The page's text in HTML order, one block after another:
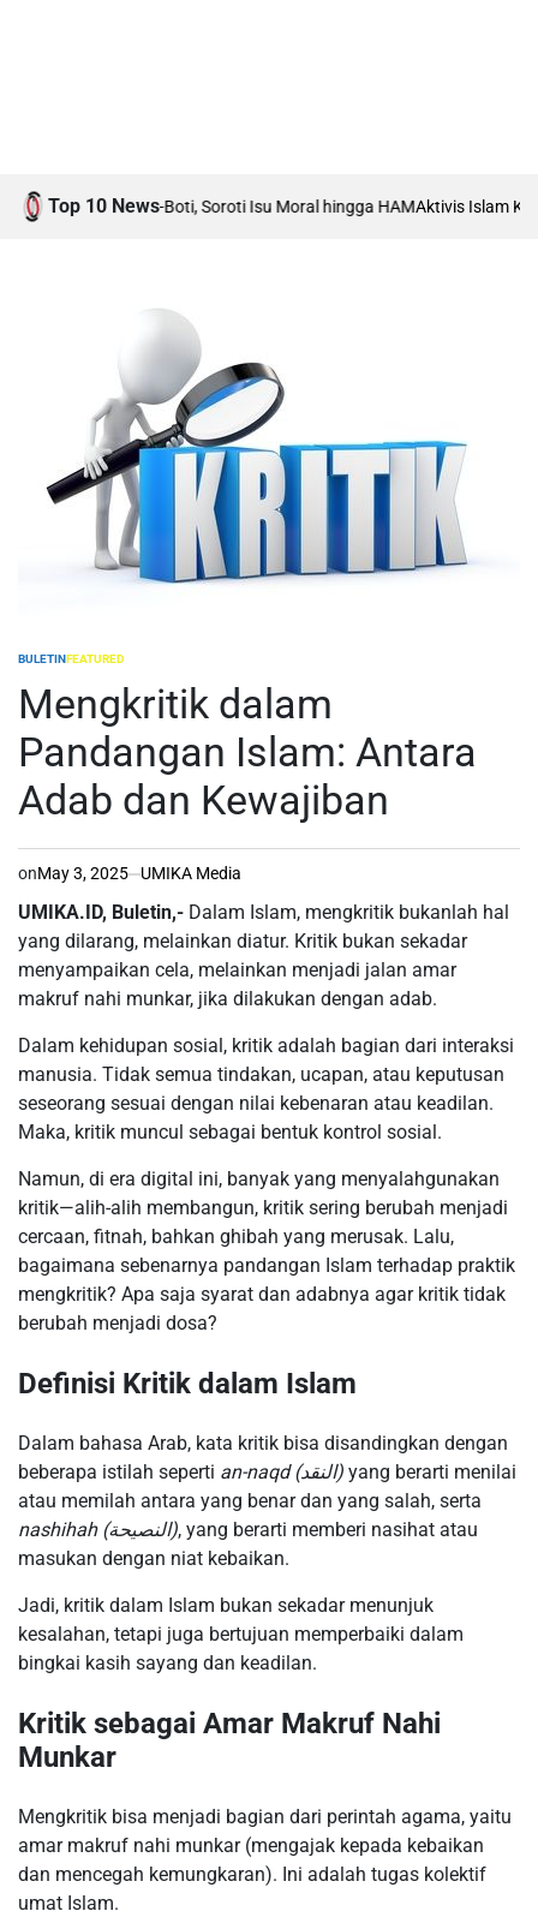
Top 10 News
Boti vs Anti-Boti, Soroti Isu Moral hingga HAMAktivis Islam
POSTED
BULETINFEATURED
Mengkritik dalam
Pandangan Islam: Antara
Adab dan Kewajiban
onMay 3, 2025 UMIKA Media
UMIKA.ID, Buletin,- Dalam Islam, mengkritik bukanlah hal
yang dilarang, melainkan diatur. Kritik bukan sekadar
menyampaikan cela, melainkan menjadi jalan amar
makruf nahi munkar, jika dilakukan dengan adab.
Dalam kehidupan sosial, kritik adalah bagian dari interaksi
manusia. Tidak semua tindakan, ucapan, atau keputusan
seseorang sesuai dengan nilai kebenaran atau keadilan.
Maka, kritik muncul sebagai bentuk kontrol sosial.
Namun, di era digital ini, banyak yang menyalahgunakan
kritik—alih-alih membangun, kritik sering berubah menjadi
cercaan, fitnah, bahkan ghibah yang merusak. Lalu,
bagaimana sebenarnya pandangan Islam terhadap praktik
mengkritik? Apa saja syarat dan adabnya agar kritik tidak
berubah menjadi dosa?
Definisi Kritik dalam Islam
Dalam bahasa Arab, kata kritik bisa disandingkan dengan
beberapa istilah seperti
an-naqd (النقد) yang berarti menilai
atau memilah antara yang benar dan yang salah, serta
nashihah (النصيحة), yang berarti memberi nasihat atau
masukan dengan niat kebaikan.
Jadi, kritik dalam Islam bukan sekadar menunjuk
kesalahan, tetapi juga bertujuan memperbaiki dalam
bingkai kasih sayang dan keadilan.
Kritik sebagai Amar Makruf Nahi
Munkar
Mengkritik bisa menjadi bagian dari perintah agama, yaitu
amar makruf nahi munkar (mengajak kepada kebaikan
dan mencegah kemungkaran). Ini adalah tugas kolektif
umat Islam.